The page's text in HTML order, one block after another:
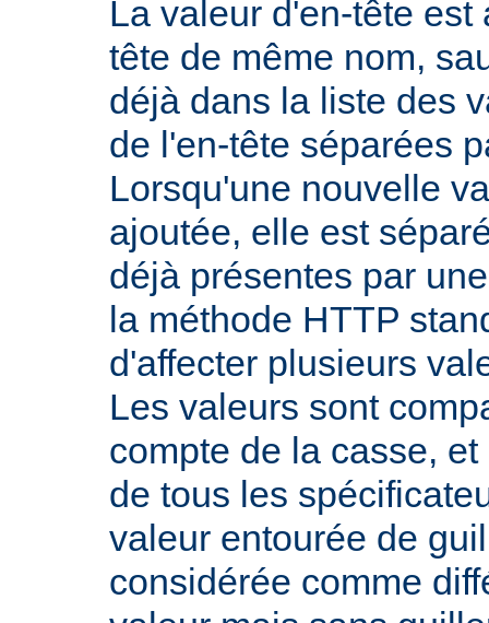
La valeur d'en-tête est
tête de même nom,
déjà dans la liste des
de l'en-tête séparées
Lorsqu'une nouvelle
ajoutée, elle est
déjà présentes par
la méthode HTTP
d'affecter plusieurs
Les valeurs sont
compte de la casse,
de tous les
valeur entourée de
considérée comme